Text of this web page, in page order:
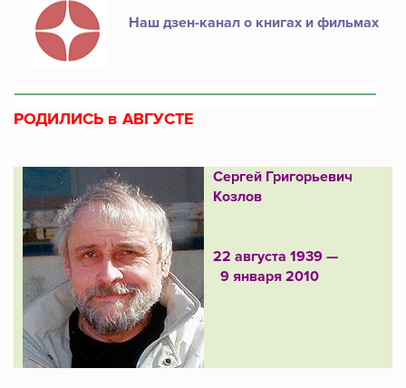
Наш дзен-канал о книгах и фильмах
РОДИЛИСЬ в АВГУСТЕ
Сергей Григорьевич
Козлов
22 августа 1939 —
9 января 2010